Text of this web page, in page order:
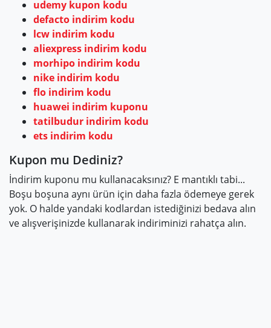
udemy kupon kodu
defacto indirim kodu
lcw indirim kodu
aliexpress indirim kodu
morhipo indirim kodu
nike indirim kodu
flo indirim kodu
huawei indirim kuponu
tatilbudur indirim kodu
ets indirim kodu
Kupon mu Dediniz?
İndirim kuponu mu kullanacaksınız? E mantıklı tabi...
Boşu boşuna aynı ürün için daha fazla ödemeye gerek
yok. O halde yandaki kodlardan istediğinizi bedava alın
ve alışverişinizde kullanarak indiriminizi rahatça alın.